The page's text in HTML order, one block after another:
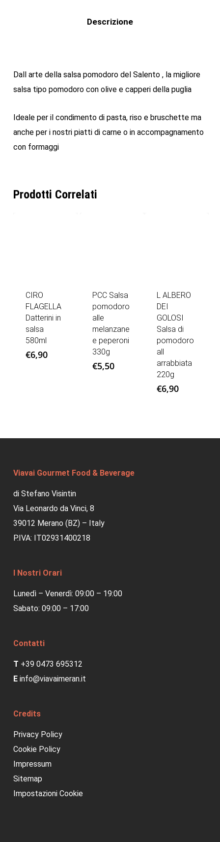
Descrizione
Dall arte della salsa pomodoro del Salento , la migliore
salsa tipo pomodoro con olive e capperi della puglia
Ideale per il condimento di pasta, riso e bruschette ma
anche per i nostri piatti di carne o in accompagnamento
con formaggi
Prodotti Correlati
CIRO
FLAGELLA
Datterini in
salsa
580ml
€6,90
PCC Salsa
pomodoro
alle
melanzane
e peperoni
330g
€5,50
L ALBERO
DEI
GOLOSI
Salsa di
pomodoro
all
arrabbiata
220g
€6,90
Viavai Gourmet Food & Beverage
di Stefano Visintin
Via Leonardo da Vinci, 8
39012 Merano (BZ) – Italy
P.IVA: IT02931400218
I Nostri Orari
Lunedì – Venerdì: 09:00 – 19:00
Sabato: 09:00 – 17:00
Contatti
T +39 0473 695312
E info@viavaimeran.it
Credits
Privacy Policy
Cookie Policy
Impressum
Sitemap
Impostazioni Cookie